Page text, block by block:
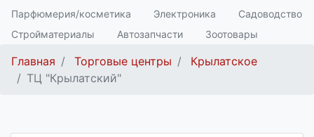
Парфюмерия/косметика
Электроника
Садоводство
Стройматериалы
Автозапчасти Зоотовары
Главная Торговые центры
Крылатское
ТЦ "Крылатский"